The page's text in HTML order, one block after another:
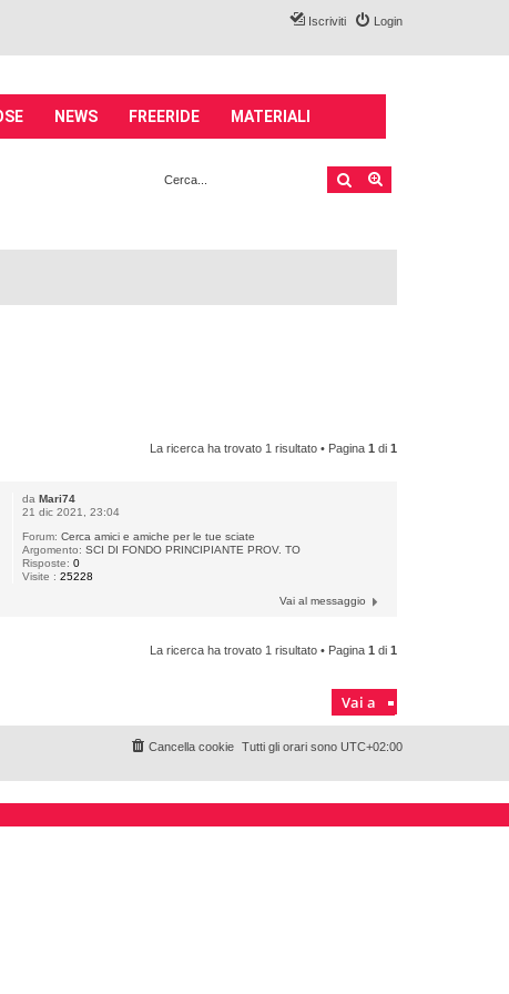
Login
Iscriviti
NEWS FREERIDE MATERIALI
Cerca
La ricerca ha trovato 1 risultato • Pagina 1 di 1
daMari74
21 dic 2021, 23:04
Forum:Cerca amici e amiche per le tue sciate
Argomento:SCI DI FONDO PRINCIPIANTE PROV. TO
Risposte:0
Visite :25228
Vai al messaggio
La ricerca ha trovato 1 risultato • Pagina 1 di 1
Vai a
Tutti gli orari sono UTC+02:00
Cancella cookie